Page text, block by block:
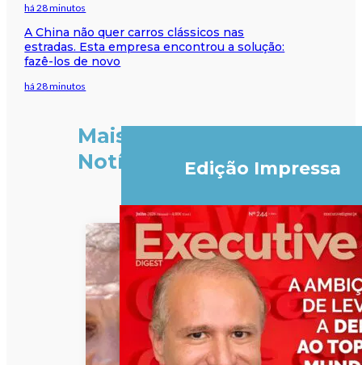
há 28 minutos
A China não quer carros clássicos nas
estradas. Esta empresa encontrou a solução:
fazê-los de novo
há 28 minutos
Mais
Notícias
Edição Impressa